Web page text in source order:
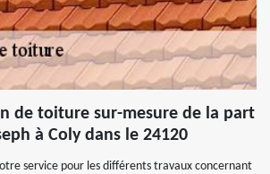
de toiture sur-mesure de la part
à Coly dans le 24120
service pour les différents travaux concernant